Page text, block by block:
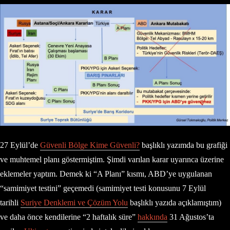
27 Eylül’de Güvenli Bölge Kime Güvenli? başlıklı yazımda bu grafiği
ve muhtemel planı göstermiştim. Şimdi varılan karar uyarınca üzerine
eklemeler yaptım. Demek ki “A Planı” kısmı, ABD’ye uygulanan
“samimiyet testini” geçemedi (samimiyet testi konusunu 7 Eylül
tarihli Suriye Denklemi ve Çözüm Yolu başlıklı yazıda açıklamıştım)
ve daha önce kendilerine “2 haftalık süre” hakkında 31 Ağustos’ta